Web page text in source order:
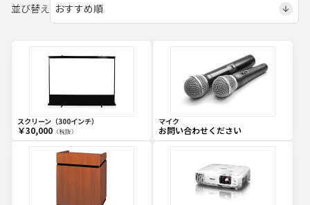
並び替え
スクリーン（300インチ）
￥30,000（税抜）
マイク
お問い合わせください